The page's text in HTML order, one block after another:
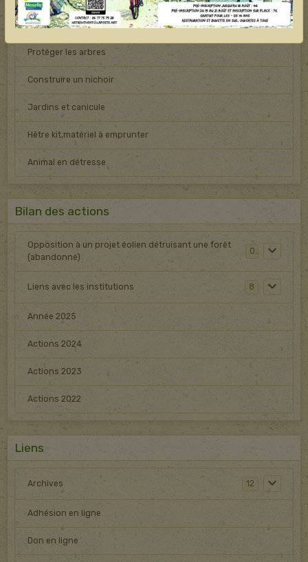
Elu : préserver les boisements
Protéger les arbres
Construire un nichoir
Jardins et canicule
Hêtre kit,matériel à emprunter
Animal en détresse
Bilan des actions
Opposition à un projet éolien détruisant une forêt
(abandonné)
0
Liens avec les institutions 8
Année 2025
Actions 2024
Actions 2023
Actions 2022
Liens
Archives 12
Adhésion en ligne
Don en ligne